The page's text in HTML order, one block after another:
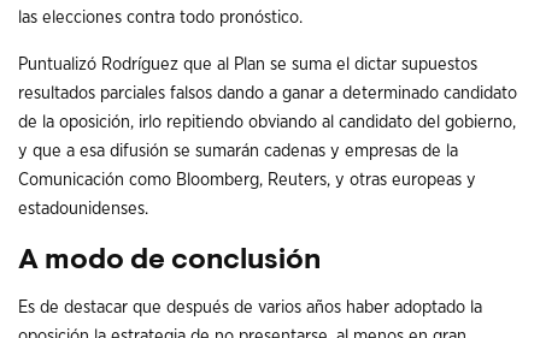
las elecciones contra todo pronóstico.
Puntualizó Rodríguez que al Plan se suma el dictar supuestos
resultados parciales falsos dando a ganar a determinado candidato
de la oposición, irlo repitiendo obviando al candidato del gobierno,
y que a esa difusión se sumarán cadenas y empresas de la
Comunicación como Bloomberg, Reuters, y otras europeas y
estadounidenses.
A modo de conclusión
Es de destacar que después de varios años haber adoptado la